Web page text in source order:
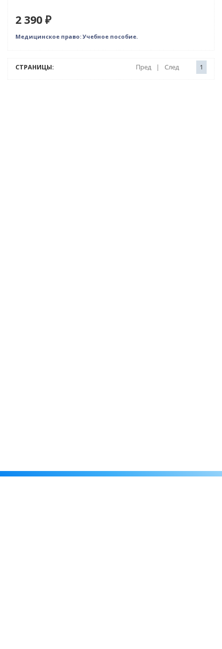
2 390 ₽
Медицинское право: Учебное пособие.
СТРАНИЦЫ: Пред | След 1